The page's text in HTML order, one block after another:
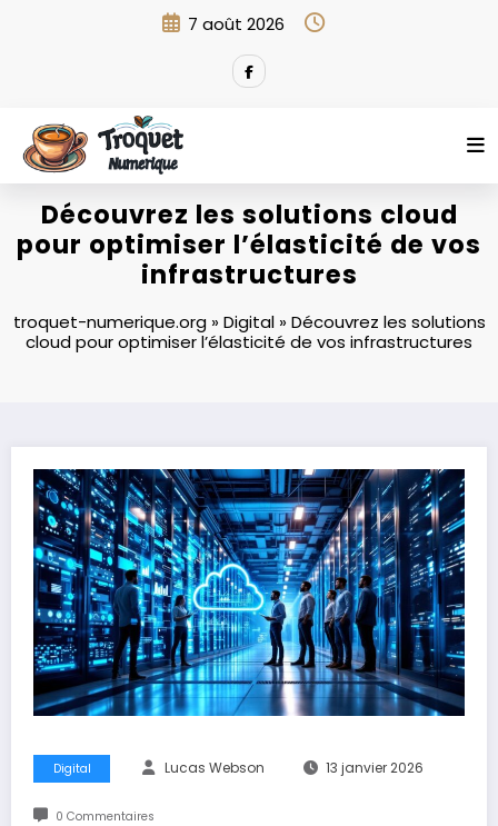
7 août 2026
Découvrez les solutions cloud
pour optimiser l’élasticité de vos
infrastructures
troquet-numerique.org»Digital»Découvrez les solutions
cloud pour optimiser l’élasticité de vos infrastructures
Digital Lucas Webson 13 janvier 2026
0 Commentaires